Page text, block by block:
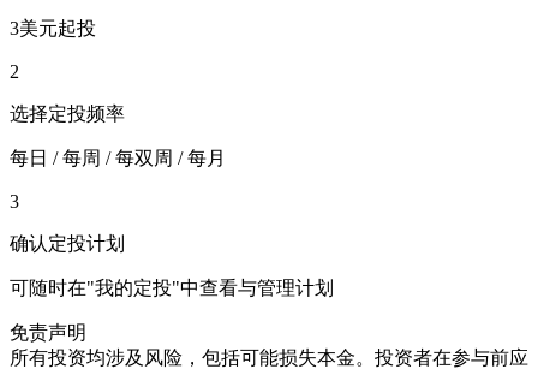
3美元起投
2
选择定投频率
每日 /每周 /每双周 /每月
3
确认定投计划
可随时在"我的定投"中查看与管理计划
免责声明
所有投资均涉及风险，包括可能损失本金。投资者在参与前应